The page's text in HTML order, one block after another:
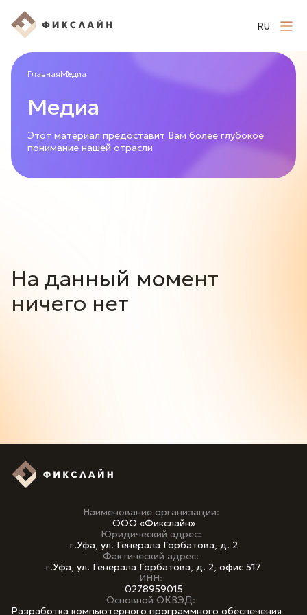
RU
ГлавнаяМедиа
Медиа
Этот материал предоставит Вам более глубокое
понимание нашей отрасли
На данный момент
ничего нет
Наименование организации:
ООО «Фикслайн»
Юридический адрес:
г.Уфа, ул. Генерала Горбатова, д. 2
Фактический адрес:
г.Уфа, ул. Генерала Горбатова, д. 2, офис 517
ИНН:
0278959015
Основной ОКВЭД:
Разработка компьютерного программного обеспечения